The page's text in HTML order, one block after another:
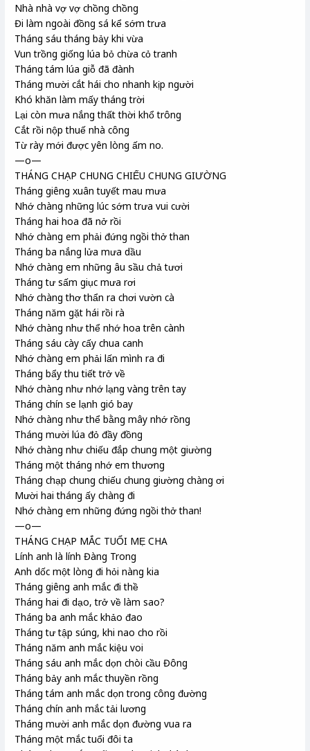
Nhà nhà vợ vợ chồng chồng
Đi làm ngoài đồng sá kể sớm trưa
Tháng sáu tháng bảy khi vừa
Vun trồng giống lúa bỏ chừa cỏ tranh
Tháng tám lúa giỗ đã đành
Tháng mười cắt hái cho nhanh kịp người
Khó khăn làm mấy tháng trời
Lại còn mưa nắng thất thời khổ trông
Cắt rồi nộp thuế nhà công
Từ rày mới được yên lòng ấm no.
—o—
THÁNG CHẠP CHUNG CHIẾU CHUNG GIƯỜNG
Tháng giêng xuân tuyết mau mưa
Nhớ chàng những lúc sớm trưa vui cười
Tháng hai hoa đã nở rồi
Nhớ chàng em phải đứng ngồi thở than
Tháng ba nắng lửa mưa dầu
Nhớ chàng em những âu sầu chả tươi
Tháng tư sấm giục mưa rơi
Nhớ chàng thơ thẩn ra chơi vườn cà
Tháng năm gặt hái rồi rà
Nhớ chàng như thể nhớ hoa trên cành
Tháng sáu cày cấy chua canh
Nhớ chàng em phải lấn mình ra đi
Tháng bẩy thu tiết trở về
Nhớ chàng như nhớ lạng vàng trên tay
Tháng chín se lạnh gió bay
Nhớ chàng như thể bằng mây nhớ rồng
Tháng mười lúa đỏ đầy đồng
Nhớ chàng như chiếu đắp chung một giường
Tháng một tháng nhớ em thương
Tháng chạp chung chiếu chung giường chàng ơi
Mười hai tháng ấy chàng đi
Nhớ chàng em những đứng ngồi thở than!
—o—
THÁNG CHẠP MẮC TUỔI MẸ CHA
Lính anh là lính Đàng Trong
Anh dốc một lòng đi hỏi nàng kia
Tháng giêng anh mắc đi thề
Tháng hai đi dạo, trở về làm sao?
Tháng ba anh mắc khảo đao
Tháng tư tập súng, khi nao cho rồi
Tháng năm anh mắc kiệu voi
Tháng sáu anh mắc dọn chòi cầu Đông
Tháng bảy anh mắc thuyền rồng
Tháng tám anh mắc dọn trong công đường
Tháng chín anh mắc tải lương
Tháng mười anh mắc dọn đường vua ra
Tháng một mắc tuổi đôi ta